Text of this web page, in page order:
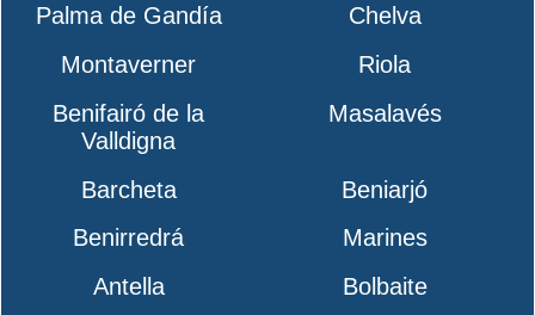
Palma de Gandía
Chelva
Montaverner
Riola
Benifairó de la
Valldigna
Masalavés
Barcheta
Beniarjó
Benirredrá
Marines
Antella
Bolbaite